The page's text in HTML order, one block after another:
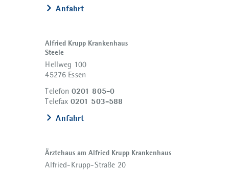
Anfahrt
Alfried Krupp Krankenhaus
Steele
Hellweg 100
45276 Essen
Telefon 0201 805-0
Telefax 0201 503-588
Anfahrt
Ärztehaus am Alfried Krupp Krankenhaus
Alfried-Krupp-Straße 20